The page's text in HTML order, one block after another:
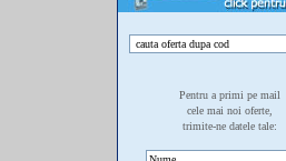
Pentru a primi pe mail
cele mai noi oferte,
trimite-ne datele tale: